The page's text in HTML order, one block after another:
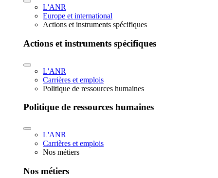
L'ANR
Europe et international
Actions et instruments spécifiques
Actions et instruments spécifiques
L'ANR
Carrières et emplois
Politique de ressources humaines
Politique de ressources humaines
L'ANR
Carrières et emplois
Nos métiers
Nos métiers